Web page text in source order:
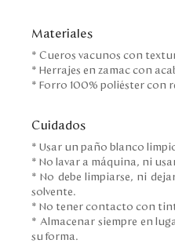
Materiales
* Cueros vacunos con
* Herrajes en zamac con
* Forro 100% poliéster con
Cuidados
* Usar un paño blanco
* No lavar a máquina, ni
* No debe limpiarse, ni
solvente.
* No tener contacto con
* Almacenar siempre en
su forma.